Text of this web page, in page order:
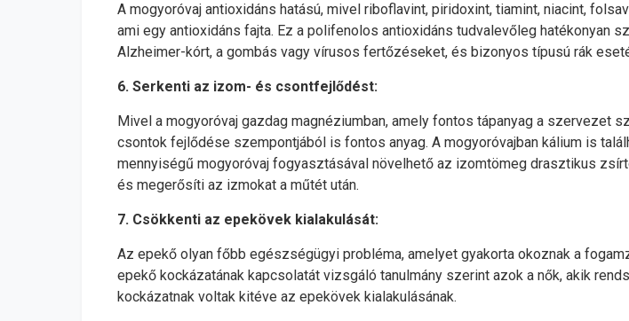
A mogyoróvaj antioxidáns hatású, mivel riboflavint, piridoxint, tiamint, niacint,
ami egy antioxidáns fajta. Ez a polifenolos antioxidáns tudvalevőleg hatékonyan
Alzheimer-kórt, a gombás vagy vírusos fertőzéseket, és bizonyos típusú rák
6. Serkenti az izom- és csontfejlődést:
Mivel a mogyoróvaj gazdag magnéziumban, amely fontos tápanyag a szervezet
csontok fejlődése szempontjából is fontos anyag. A mogyoróvajban kálium is
mennyiségű mogyoróvaj fogyasztásával növelhető az izomtömeg drasztikus
és megerősíti az izmokat a műtét után.
7. Csökkenti az epekövek kialakulását:
Az epekő olyan főbb egészségügyi probléma, amelyet gyakorta okoznak a
epekő kockázatának kapcsolatát vizsgáló tanulmány szerint azok a nők, akik
kockázatnak voltak kitéve az epekövek kialakulásának.